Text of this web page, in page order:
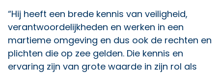
“Hij heeft een brede kennis van veiligheid,
verantwoordelijkheden en werken in een
martieme omgeving en dus ook de rechten en
plichten die op zee gelden. Die kennis en
ervaring zijn van grote waarde in zijn rol als